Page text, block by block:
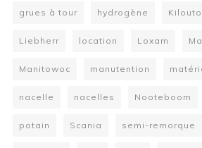
grues à tour hydrogène
Liebherr location Loxam
Manitowoc manutention
nacelle nacelles Nooteboom
potain Scania semi-remorque